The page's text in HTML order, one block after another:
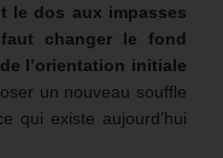
le dos aux impasses
changer le fond
de l’orientation initiale
un nouveau souffle
qui existe aujourd’hui